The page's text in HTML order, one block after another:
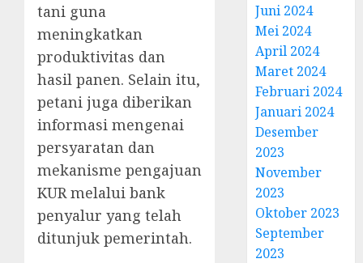
tani guna
meningkatkan
produktivitas dan
hasil panen. Selain itu,
petani juga diberikan
informasi mengenai
persyaratan dan
mekanisme pengajuan
KUR melalui bank
penyalur yang telah
ditunjuk pemerintah.
Juni 2024
Mei 2024
April 2024
Maret 2024
Februari 2024
Januari 2024
Desember
2023
November
2023
Oktober 2023
September
2023